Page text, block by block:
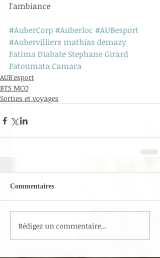
l'ambiance
#AuberCorp#Auberloc #AUBesport
#Aubervilliers mathias demazy
Fatima Diabate Stephane Girard
Fatoumata Camara
AUB'esport
BTS MCO
Sorties et voyages
Commentaires
Rédigez un commentaire...